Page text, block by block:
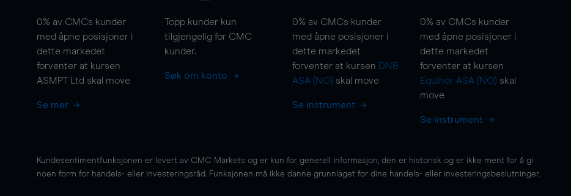
0% av CMCs kunder
med åpne posisjoner i
dette markedet
forventer at kursen
ASMPT Ltd skal move
Se mer
Topp kunder kun
tilgjengelig for CMC
kunder.
Søk om konto
0% av CMCs kunder
med åpne posisjoner i
dette markedet
forventer at kursen DNB
ASA (NO) skal move
Se instrument
0% av CMCs kunder
med åpne posisjoner i
dette markedet
forventer at kursen
Equinor ASA (NO) skal
move
Se instrument
Kundesentimentfunksjonen er levert av CMC Markets og er kun for generell informasjon, den er historisk og er ikke ment for å gi
noen form for handels- eller investeringsråd. Funksjonen må ikke danne grunnlaget for dine handels- eller investeringsbeslutninger.